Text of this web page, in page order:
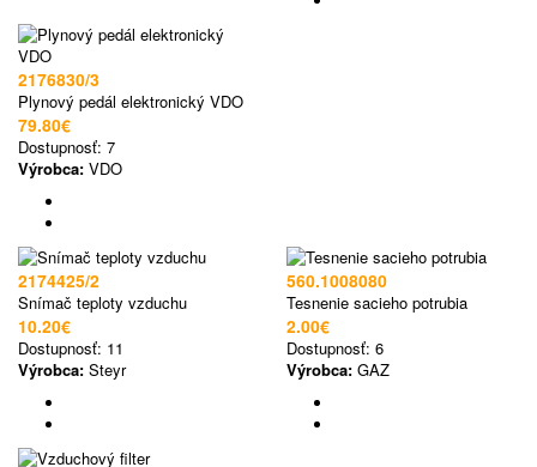
2176830/3
Plynový pedál elektronický VDO
79.80€
Dostupnosť: 7
Výrobca: VDO
2174425/2
Snímač teploty vzduchu
10.20€
Dostupnosť: 11
Výrobca: Steyr
560.1008080
Tesnenie sacieho potrubia
2.00€
Dostupnosť: 6
Výrobca: GAZ